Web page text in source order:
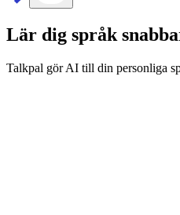
Lär dig språk
Talkpal gör AI till din personliga